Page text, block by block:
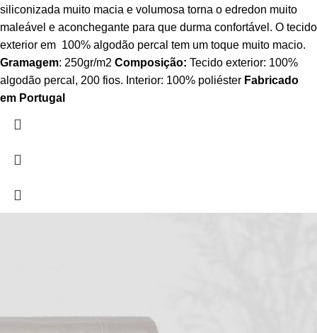
siliconizada muito macia e volumosa torna o edredon muito
maleável e aconchegante para que durma confortável. O tecido
exterior em 100% algodão percal tem um toque muito macio.
Gramagem: 250gr/m2 Composição: Tecido exterior: 100%
algodão percal, 200 fios. Interior: 100% poliéster Fabricado
em Portugal